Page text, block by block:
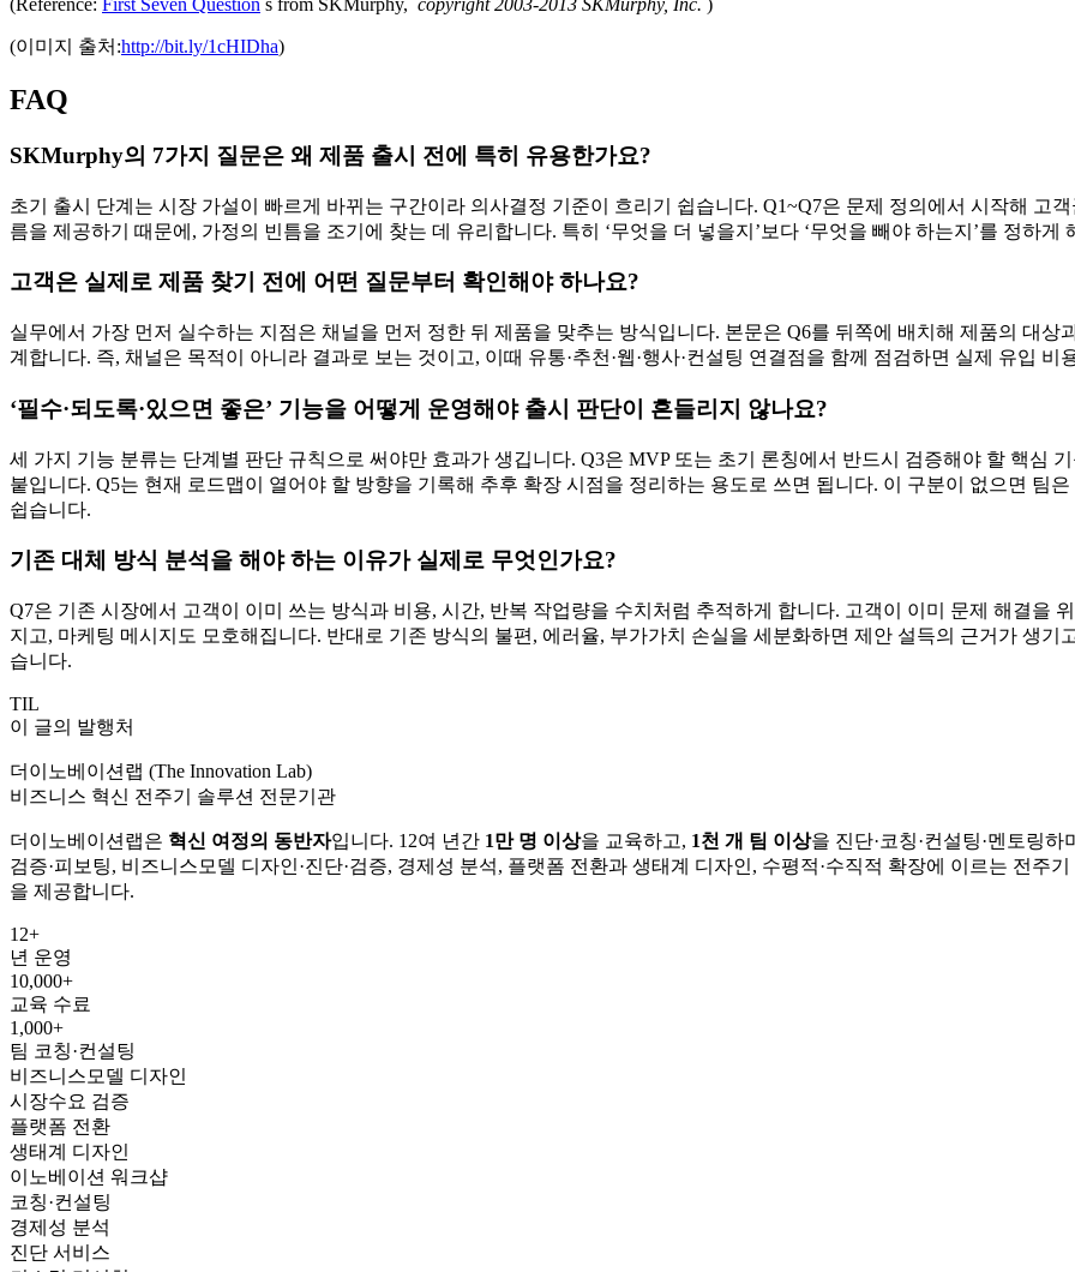
(Reference: First Seven Question s from SKMurphy, copyright 2003-2013 SKMurphy, Inc. )
(이미지 출처:http://bit.ly/1cHIDha)
FAQ
SKMurphy의 7가지 질문은 왜 제품 출시 전에 특히 유용한가요?
초기 출시 단계는 시장 가설이 빠르게 바뀌는 구간이라 의사결정 기준이 흐리기 쉽습니다. Q1~Q7은 문제 정의에서 시작해 고
름을 제공하기 때문에, 가정의 빈틈을 조기에 찾는 데 유리합니다. 특히 ‘무엇을 더 넣을지’보다 ‘무엇을 빼야 하는지’를 정하게
고객은 실제로 제품 찾기 전에 어떤 질문부터 확인해야 하나요?
실무에서 가장 먼저 실수하는 지점은 채널을 먼저 정한 뒤 제품을 맞추는 방식입니다. 본문은 Q6를 뒤쪽에 배치해 제품의 대
계합니다. 즉, 채널은 목적이 아니라 결과로 보는 것이고, 이때 유통·추천·웹·행사·컨설팅 연결점을 함께 점검하면 실제 유입
‘필수·되도록·있으면 좋은’ 기능을 어떻게 운영해야 출시 판단이 흔들리지 않나요?
세 가지 기능 분류는 단계별 판단 규칙으로 써야만 효과가 생깁니다. Q3은 MVP 또는 초기 론칭에서 반드시 검증해야 할 핵심
붙입니다. Q5는 현재 로드맵이 열어야 할 방향을 기록해 추후 확장 시점을 정리하는 용도로 쓰면 됩니다. 이 구분이 없으면 팀
쉽습니다.
기존 대체 방식 분석을 해야 하는 이유가 실제로 무엇인가요?
Q7은 기존 시장에서 고객이 이미 쓰는 방식과 비용, 시간, 반복 작업량을 수치처럼 추적하게 합니다. 고객이 이미 문제 해결을
지고, 마케팅 메시지도 모호해집니다. 반대로 기존 방식의 불편, 에러율, 부가가치 손실을 세분화하면 제안 설득의 근거가 생
습니다.
TIL
이 글의 발행처
더이노베이션랩 (The Innovation Lab)
비즈니스 혁신 전주기 솔루션 전문기관
더이노베이션랩은 혁신 여정의 동반자입니다. 12여 년간 1만 명 이상을 교육하고, 1천 개 팀 이상을 진단·코칭·컨설팅·멘토링
검증·피보팅, 비즈니스모델 디자인·진단·검증, 경제성 분석, 플랫폼 전환과 생태계 디자인, 수평적·수직적 확장에 이르는 전주
을 제공합니다.
12+
년 운영
10,000+
교육 수료
1,000+
팀 코칭·컨설팅
비즈니스모델 디자인
시장수요 검증
플랫폼 전환
생태계 디자인
이노베이션 워크샵
코칭·컨설팅
경제성 분석
진단 서비스